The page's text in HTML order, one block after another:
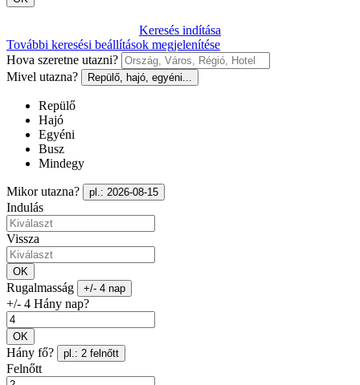
Keresés indítása
További keresési beállítások megjelenítése
Hova szeretne utazni?
Mivel utazna?
Repülő, hajó, egyéni...
Repülő
Hajó
Egyéni
Busz
Mindegy
Mikor utazna? pl.: 2026-08-15
Indulás
Vissza
OK
Rugalmasság +/- 4 nap
+/- 4 Hány nap?
OK
Hány fő? pl.: 2 felnőtt
Felnőtt